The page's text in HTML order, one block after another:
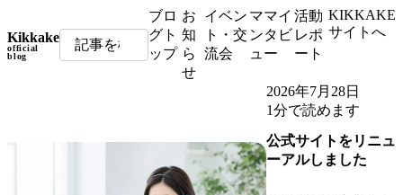
Kikkake
official
blog
ブロ
グト
ップ
お
知
ら
せ
イベン
ト・交
流会
ママイ
ンタビ
ュー
活動
レポ
ート
KIKKAKE
サイトへ
2026年7月28日
1分で読めます
公式サイトをリニュ
ーアルしました